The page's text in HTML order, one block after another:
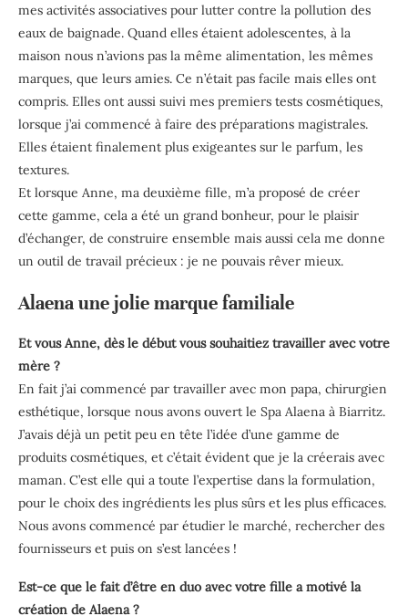
mes activités associatives pour lutter contre la pollution des
eaux de baignade. Quand elles étaient adolescentes, à la
maison nous n’avions pas la même alimentation, les mêmes
marques, que leurs amies. Ce n’était pas facile mais elles ont
compris. Elles ont aussi suivi mes premiers tests cosmétiques,
lorsque j’ai commencé à faire des préparations magistrales.
Elles étaient finalement plus exigeantes sur le parfum, les
textures.
Et lorsque Anne, ma deuxième fille, m’a proposé de créer
cette gamme, cela a été un grand bonheur, pour le plaisir
d’échanger, de construire ensemble mais aussi cela me donne
un outil de travail précieux : je ne pouvais rêver mieux.
Alaena une jolie marque familiale
Et vous Anne, dès le début vous souhaitiez travailler avec votre
mère ?
En fait j’ai commencé par travailler avec mon papa, chirurgien
esthétique, lorsque nous avons ouvert le Spa Alaena à Biarritz.
J’avais déjà un petit peu en tête l’idée d’une gamme de
produits cosmétiques, et c’était évident que je la créerais avec
maman. C’est elle qui a toute l’expertise dans la formulation,
pour le choix des ingrédients les plus sûrs et les plus efficaces.
Nous avons commencé par étudier le marché, rechercher des
fournisseurs et puis on s’est lancées !
Est-ce que le fait d’être en duo avec votre fille a motivé la
création de Alaena ?